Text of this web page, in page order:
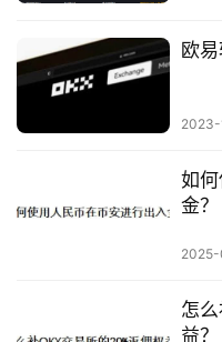
欧易
如
金？
怎
益？